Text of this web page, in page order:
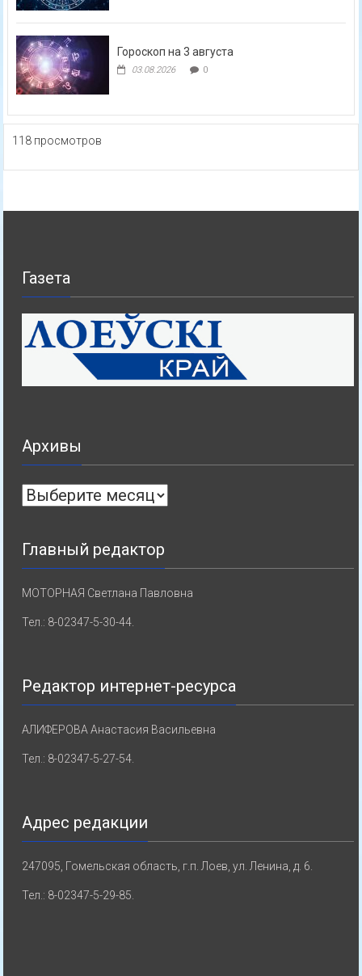
Гороскоп на 3 августа
03.08.2026 0
118 просмотров
Газета
Архивы
Архивы
Главный редактор
МОТОРНАЯ Светлана Павловна
Тел.: 8-02347-5-30-44.
Редактор интернет-ресурса
АЛИФЕРОВА Анастасия Васильевна
Тел.: 8-02347-5-27-54.
Адрес редакции
247095, Гомельская область, г.п. Лоев, ул. Ленина, д. 6.
Тел.: 8-02347-5-29-85.